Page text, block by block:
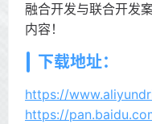
融合开发与联合开发
内容！
下载地址：
https://
https://